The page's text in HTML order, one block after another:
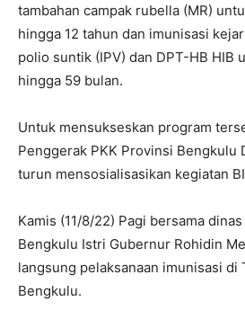
tambahan campak rubella (MR)
hingga 12 tahun dan imunisasi
polio suntik (IPV) dan DPT-HB HIB
hingga 59 bulan.
Untuk mensukseskan program
Penggerak PKK Provinsi Bengkulu
turun mensosialisasikan kegiatan
Kamis (11/8/22) Pagi bersama
Bengkulu Istri Gubernur Rohidin
langsung pelaksanaan imunisasi di
Bengkulu.